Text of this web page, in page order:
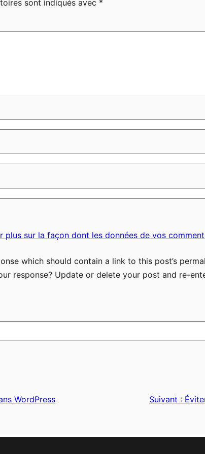
sont indiqués avec *
plus sur la façon dont les données de vos
which should contain a link to this post’s
response? Update or delete your post and re-
WordPress Suivant :